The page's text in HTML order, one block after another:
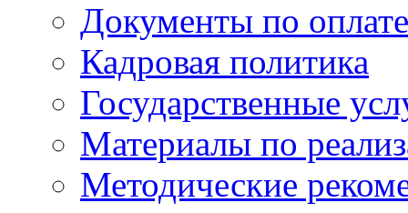
Документы по
Кадровая политика
Государственные
Материалы по
Методические